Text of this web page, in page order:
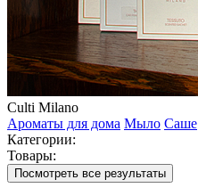
Culti Milano
Ароматы для дома Мыло Саше
Категории:
Товары:
Посмотреть все результаты